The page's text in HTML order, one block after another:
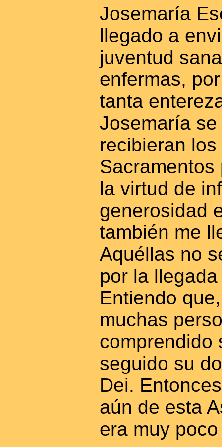
Josemaría
llegado a
juventud
enfermas,
tanta
Josemaría
recibieran
la virtud de
generosidad
también me
Aquéllas no
por la
Entiendo
muchas
comprendido
seguido su
Dei.
aún de esta
era muy